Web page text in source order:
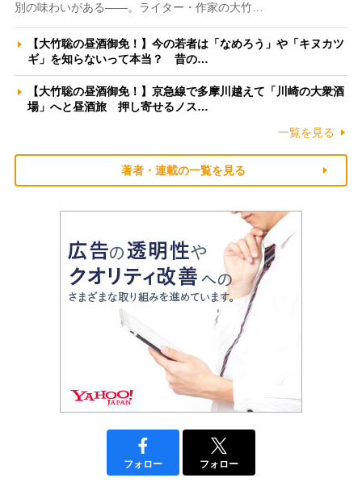
別の味わいがある――。ライター・作家の大竹…
【大竹聡の昼酒御免！】今の若者は「なめろう」や「キヌカツ
ギ」を知らないって本当？ 昔の…
【大竹聡の昼酒御免！】京急線で多摩川越えて「川崎の大衆酒
場」へと昼酒旅 押し寄せるノス…
一覧を見る
著者・連載の一覧を見る
フォロー フォロー